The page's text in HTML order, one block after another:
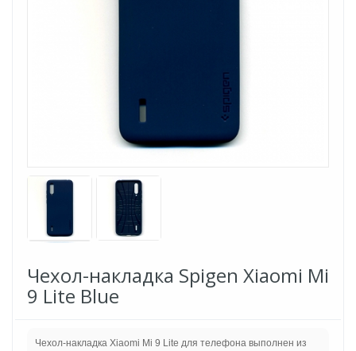
Чехол-накладка Spigen Xiaomi Mi
9 Lite Blue
Чехол-накладка Xiaomi Mi 9 Lite для телефона выполнен из